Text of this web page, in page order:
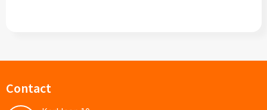
Custom made schrijfblokken
Contact